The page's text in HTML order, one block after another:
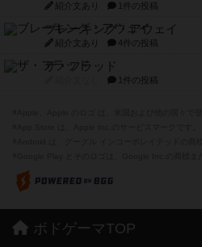
紹介文あり 1件の投稿
ブレーキング・アウェイ
紹介文あり 4件の投稿
ザ・フラッド
1件の投稿
ボドゲーマTOP